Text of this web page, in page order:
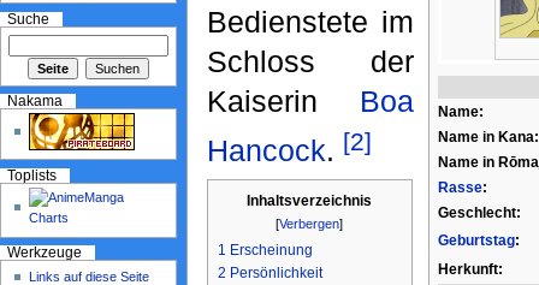
Name:
Name in Kana:
Name in
Rasse:
Geschlecht:
Geburtstag:
Herkunft:
Bedienstete im
Schloss der
Kaiserin Boa
Hancock. [2]
Inhaltsverzeichnis
[Verbergen]
1 Erscheinung
2 Persönlichkeit
Suche
Nakama
Toplists
Werkzeuge
Links auf diese Seite